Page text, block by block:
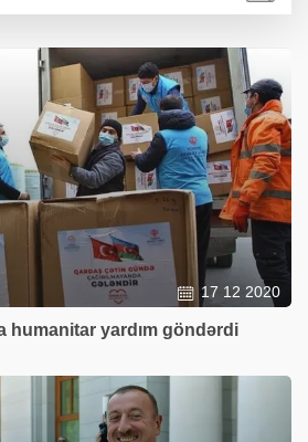
17 12 2020
humanitar yardım göndərdi